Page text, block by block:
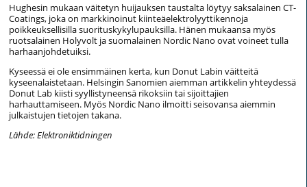
Hughesin mukaan väitetyn huijauksen taustalta löytyy saksalainen CT-
Coatings, joka on markkinoinut kiinteäelektrolyyttikennoja
poikkeuksellisilla suorituskykylupauksilla. Hänen mukaansa myös
ruotsalainen Holyvolt ja suomalainen Nordic Nano ovat voineet tulla
harhaanjohdetuiksi.
Kyseessä ei ole ensimmäinen kerta, kun Donut Labin väitteitä
kyseenalaistetaan. Helsingin Sanomien aiemman artikkelin yhteydessä
Donut Lab kiisti syyllistyneensä rikoksiin tai sijoittajien
harhauttamiseen. Myös Nordic Nano ilmoitti seisovansa aiemmin
julkaistujen tietojen takana.
Lähde: Elektroniktidningen